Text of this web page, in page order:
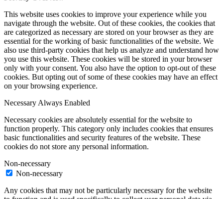
This website uses cookies to improve your experience while you
navigate through the website. Out of these cookies, the cookies that
are categorized as necessary are stored on your browser as they are
essential for the working of basic functionalities of the website. We
also use third-party cookies that help us analyze and understand how
you use this website. These cookies will be stored in your browser
only with your consent. You also have the option to opt-out of these
cookies. But opting out of some of these cookies may have an effect
on your browsing experience.
NecessaryAlways Enabled
Necessary cookies are absolutely essential for the website to
function properly. This category only includes cookies that ensures
basic functionalities and security features of the website. These
cookies do not store any personal information.
Non-necessary
Non-necessary
Any cookies that may not be particularly necessary for the website